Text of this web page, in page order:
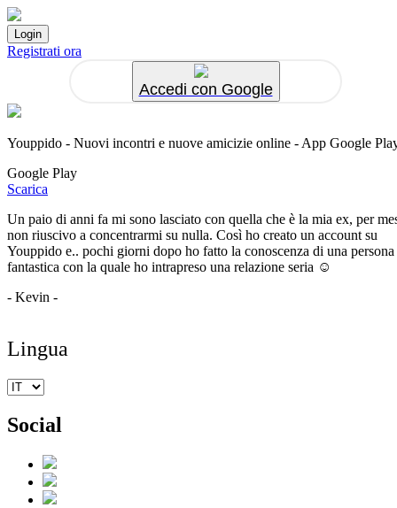
Registrati ora
Accedi con Google
Youppido - Nuovi incontri e nuove amicizie online - App Google
Google Play
Scarica
Un paio di anni fa mi sono lasciato con quella che è la mia ex, per
non riuscivo a concentrarmi su nulla. Così ho creato un account su
Youppido e.. pochi giorni dopo ho fatto la conoscenza di una persona
fantastica con la quale ho intrapreso una relazione seria ☺️
- Kevin -
Lingua
Social